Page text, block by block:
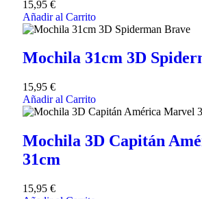
15,95 €
Añadir al Carrito
Mochila 31cm 3D
15,95 €
Añadir al Carrito
Mochila 3D Capitán
31cm
15,95 €